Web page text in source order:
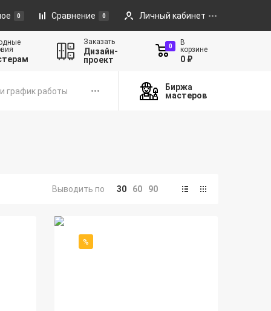
0 Сравнение 0 Личный кабинет
Заказать
Дизайн-
проект
0
В
корзине
0 ₽
график работы
Биржа
мастеров
Выводить по 30 60 90
%